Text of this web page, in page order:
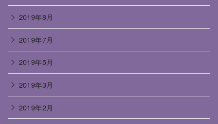
2019年8月
2019年7月
2019年5月
2019年3月
2019年2月